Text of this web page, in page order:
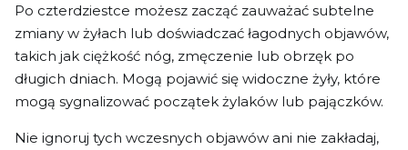
Po czterdziestce możesz zacząć zauważać subtelne
zmiany w żyłach lub doświadczać łagodnych objawów,
takich jak ciężkość nóg, zmęczenie lub obrzęk po
długich dniach. Mogą pojawić się widoczne żyły, które
mogą sygnalizować początek żylaków lub pajączków.
Nie ignoruj tych wczesnych objawów ani nie zakładaj,